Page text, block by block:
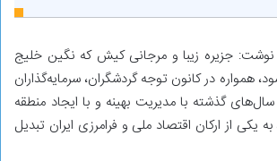
نوشت: جزیره زیبا و مرجانی کیش که نگین خلیج
همواره در کانون توجه گردشگران، سرمایه‌گذاران
سال‌های گذشته با مدیریت بهینه و با ایجاد منطقه
یکی از ارکان اقتصاد ملی و فرامرزی ایران تبدیل